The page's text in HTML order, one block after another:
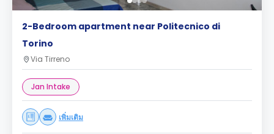
2-Bedroom apartment near Politecnico di
Torino
Via Tirreno
Jan Intake
เพิ่มเติม